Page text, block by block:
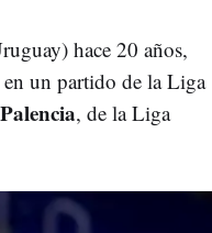
hace 20 años,
un partido de la Liga
Palencia, de la Liga